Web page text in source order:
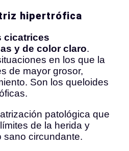
hipertrófica
cicatrices
y de color claro.
en los que la
de mayor grosor,
Son los queloides
patológica que
de la herida y
sano circundante.